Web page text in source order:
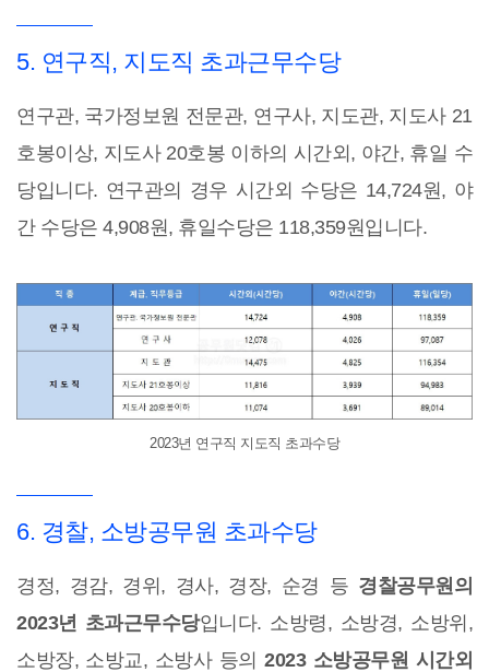
5. 연구직, 지도직 초과근무수당
연구관, 국가정보원 전문관, 연구사, 지도관, 지도사 21
호봉이상, 지도사 20호봉 이하의 시간외, 야간, 휴일 수
당입니다. 연구관의 경우 시간외 수당은 14,724원, 야
간 수당은 4,908원, 휴일수당은 118,359원입니다.
2023년 연구직 지도직 초과수당
6. 경찰, 소방공무원 초과수당
경정, 경감, 경위, 경사, 경장, 순경 등 경찰공무원의
2023년 초과근무수당입니다. 소방령, 소방경, 소방위,
소방장, 소방교, 소방사 등의 2023 소방공무원 시간외